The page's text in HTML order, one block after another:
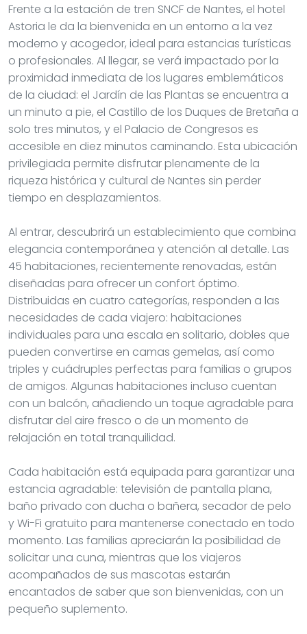
Frente a la estación de tren SNCF de Nantes, el hotel
Astoria le da la bienvenida en un entorno a la vez
moderno y acogedor, ideal para estancias turísticas
o profesionales. Al llegar, se verá impactado por la
proximidad inmediata de los lugares emblemáticos
de la ciudad: el Jardín de las Plantas se encuentra a
un minuto a pie, el Castillo de los Duques de Bretaña a
solo tres minutos, y el Palacio de Congresos es
accesible en diez minutos caminando. Esta ubicación
privilegiada permite disfrutar plenamente de la
riqueza histórica y cultural de Nantes sin perder
tiempo en desplazamientos.
Al entrar, descubrirá un establecimiento que combina
elegancia contemporánea y atención al detalle. Las
45 habitaciones, recientemente renovadas, están
diseñadas para ofrecer un confort óptimo.
Distribuidas en cuatro categorías, responden a las
necesidades de cada viajero: habitaciones
individuales para una escala en solitario, dobles que
pueden convertirse en camas gemelas, así como
triples y cuádruples perfectas para familias o grupos
de amigos. Algunas habitaciones incluso cuentan
con un balcón, añadiendo un toque agradable para
disfrutar del aire fresco o de un momento de
relajación en total tranquilidad.
Cada habitación está equipada para garantizar una
estancia agradable: televisión de pantalla plana,
baño privado con ducha o bañera, secador de pelo
y Wi-Fi gratuito para mantenerse conectado en todo
momento. Las familias apreciarán la posibilidad de
solicitar una cuna, mientras que los viajeros
acompañados de sus mascotas estarán
encantados de saber que son bienvenidas, con un
pequeño suplemento.